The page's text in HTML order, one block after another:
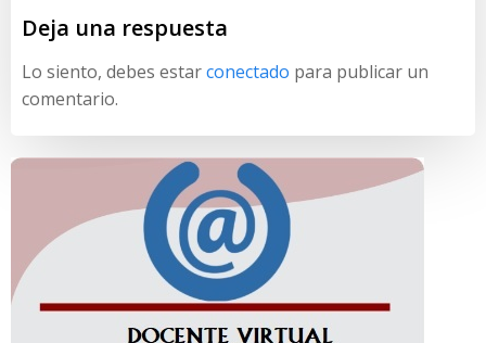
Deja una respuesta
Lo siento, debes estarconectado para publicar un
comentario.